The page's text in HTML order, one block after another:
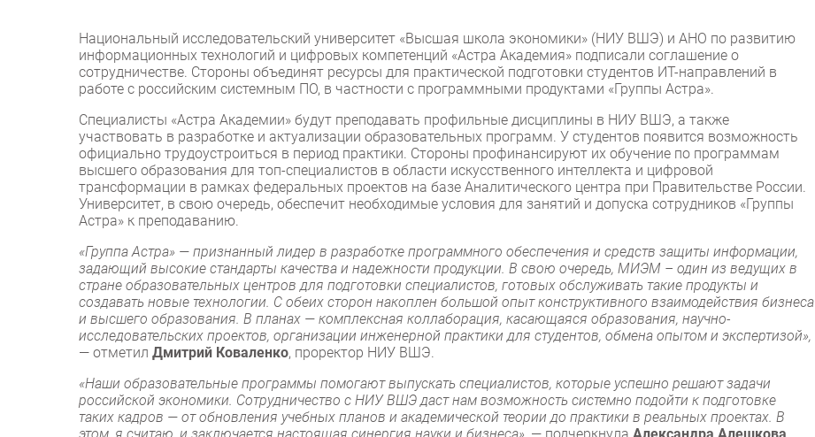
Национальный исследовательский университет «Высшая школа экономики» (НИУ ВШЭ) и АНО по развитию
информационных технологий и цифровых компетенций «Астра Академия» подписали соглашение о
сотрудничестве. Стороны объединят ресурсы для практической подготовки студентов ИТ-направлений в
работе с российским системным ПО, в частности с программными продуктами «Группы Астра».
Специалисты «Астра Академии» будут преподавать профильные дисциплины в НИУ ВШЭ, а также
участвовать в разработке и актуализации образовательных программ. У студентов появится возможность
официально трудоустроиться в период практики. Стороны профинансируют их обучение по программам
высшего образования для топ-специалистов в области искусственного интеллекта и цифровой
трансформации в рамках федеральных проектов на базе Аналитического центра при Правительстве России.
Университет, в свою очередь, обеспечит необходимые условия для занятий и допуска сотрудников «Группы
Астра» к преподаванию.
«Группа Астра» — признанный лидер в разработке программного обеспечения и средств защиты информации,
задающий высокие стандарты качества и надежности продукции. В свою очередь, МИЭМ – один из ведущих в
стране образовательных центров для подготовки специалистов, готовых обслуживать такие продукты и
создавать новые технологии. С обеих сторон накоплен большой опыт конструктивного взаимодействия бизнеса
и высшего образования. В планах — комплексная коллаборация, касающаяся образования, научно-
исследовательских проектов, организации инженерной практики для студентов, обмена опытом и экспертизой»,
— отметил Дмитрий Коваленко, проректор НИУ ВШЭ.
«Наши образовательные программы помогают выпускать специалистов, которые успешно решают задачи
российской экономики. Сотрудничество с НИУ ВШЭ даст нам возможность системно подойти к подготовке
таких кадров — от обновления учебных планов и академической теории до практики в реальных проектах. В